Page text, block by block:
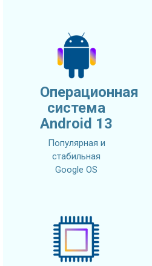
Операционная
система
Android 13
Популярная и
стабильная
Google OS